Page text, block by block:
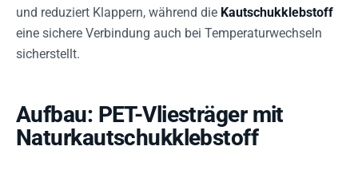
und reduziert Klappern, während die Kautschukklebstoff
eine sichere Verbindung auch bei Temperaturwechseln
sicherstellt.
Aufbau: PET-Vliesträger mit
Naturkautschukklebstoff